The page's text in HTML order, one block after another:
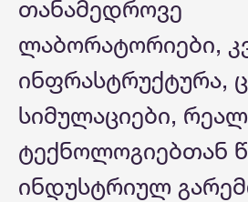
თანამედროვე
ლაბორატორიები,
ინფრასტრუქტურა,
სიმულაციები,
ტექნოლოგიებთან
ინდუსტრიულ